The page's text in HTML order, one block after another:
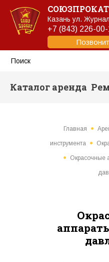
СОЮЗПРОКАТ
Казань ул.
+7 (843) 226-
Каталог аренда
Главная
инструмента
Окрасочные